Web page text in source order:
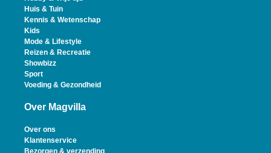
Huis & Tuin
Kennis & Wetenschap
Kids
Mode & Lifestyle
Reizen & Recreatie
Showbizz
Sport
Voeding & Gezondheid
Over Magvilla
Over ons
Klantenservice